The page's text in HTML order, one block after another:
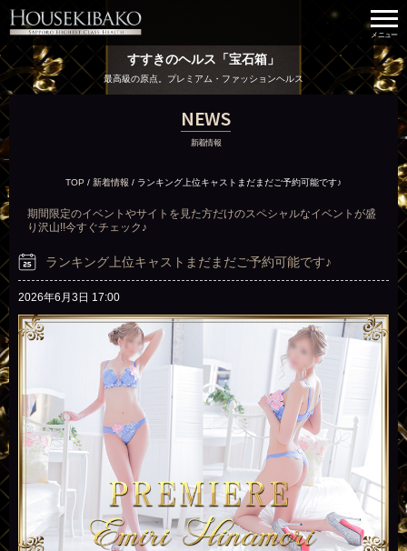
すすきのヘルス「宝石箱」
最高級の原点。プレミアム・ファッションヘルス
NEWS
新着情報
TOP / 新着情報 / ランキング上位キャストまだまだご予約可能です♪
期間限定のイベントやサイトを見た方だけのスペシャルなイベントが盛
り沢山!!今すぐチェック♪
ランキング上位キャストまだまだご予約可能です♪
2026年6月3日 17:00